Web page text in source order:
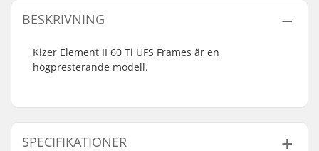
BESKRIVNING
Kizer Element II 60 Ti UFS Frames är en
högpresterande modell.
SPECIFIKATIONER